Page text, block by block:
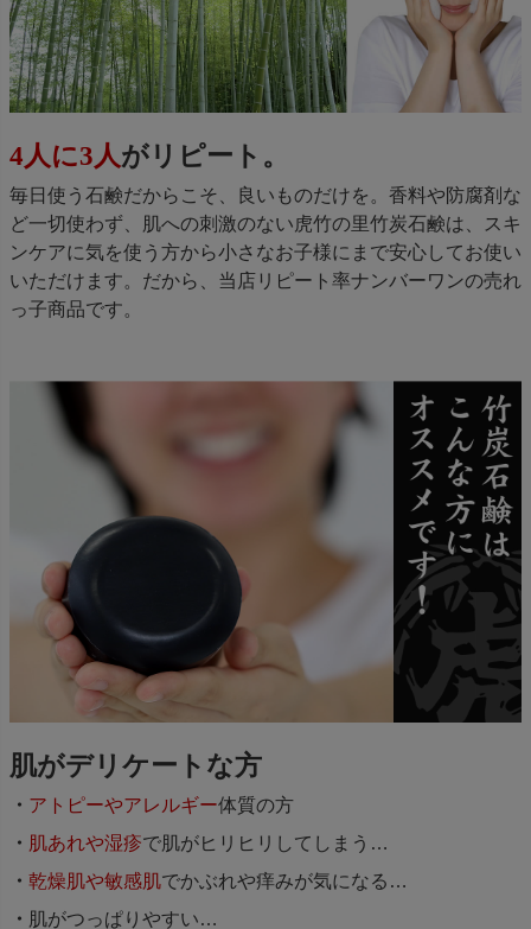
4人に3人がリピート。
毎日使う石鹸だからこそ、良いものだけを。香料や防腐剤な
ど一切使わず、肌への刺激のない虎竹の里竹炭石鹸は、スキ
ンケアに気を使う方から小さなお子様にまで安心してお使い
いただけます。だから、当店リピート率ナンバーワンの売れ
っ子商品です。
肌がデリケートな方
アトピーやアレルギー体質の方
肌あれや湿疹で肌がヒリヒリしてしまう…
乾燥肌や敏感肌でかぶれや痒みが気になる…
肌がつっぱりやすい…